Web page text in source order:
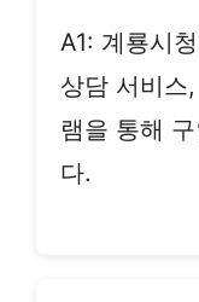
A1: 계룡시
상담 서비스
램을 통해
다.